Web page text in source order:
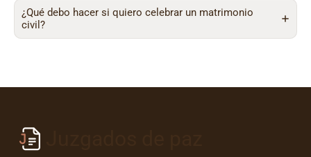
¿Qué debo hacer si quiero celebrar un matrimonio
civil?